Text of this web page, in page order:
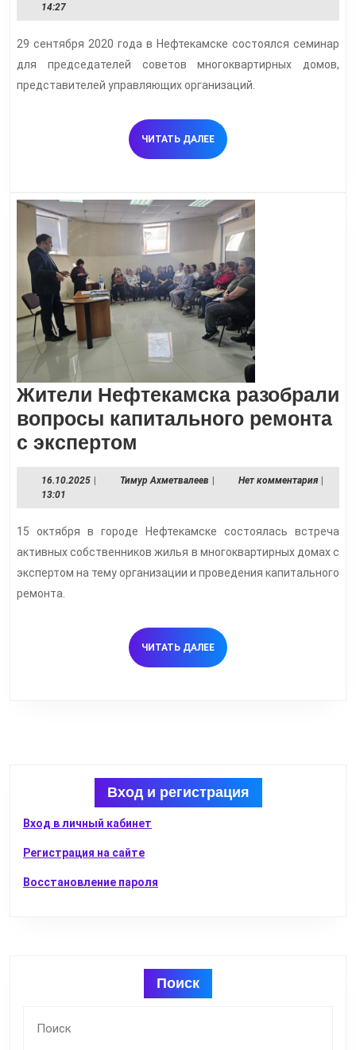
в
14:27
29 сентября 2020 года в Нефтекамске состоялся семинар
для председателей советов многоквартирных домов,
представителей управляющих организаций.
ЧИТАТЬ ДАЛЕЕЧИТАТЬ
ДАЛЕЕ
Жители Нефтекамска разобрали
вопросы капитального ремонта
с экспертом
Нефтекамска
разобрали
вопросы
капитального
ремонта
с
16.10.202516.10.2025
| Тимур АхметвалеевТимур
| Нет комментария |
13:01
15 октября в городе Нефтекамске состоялась встреча
активных собственников жилья в многоквартирных домах с
экспертом на тему организации и проведения капитального
ремонта.
ЧИТАТЬ ДАЛЕЕЧИТАТЬ
ДАЛЕЕ
Вход и регистрация
Вход в личный кабинет
Регистрация на сайте
Восстановление пароля
Поиск